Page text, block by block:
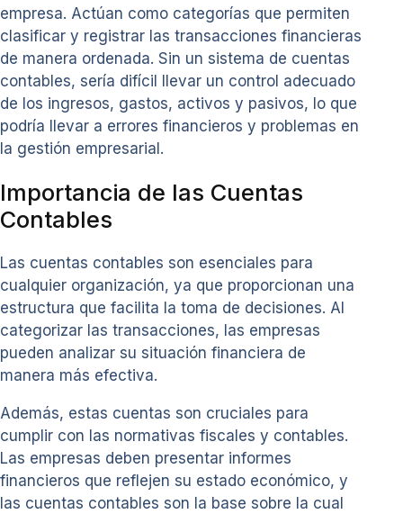
empresa. Actúan como categorías que permiten
clasificar y registrar las transacciones financieras
de manera ordenada. Sin un sistema de cuentas
contables, sería difícil llevar un control adecuado
de los ingresos, gastos, activos y pasivos, lo que
podría llevar a errores financieros y problemas en
la gestión empresarial.
Importancia de las Cuentas
Contables
Las cuentas contables son esenciales para
cualquier organización, ya que proporcionan una
estructura que facilita la toma de decisiones. Al
categorizar las transacciones, las empresas
pueden analizar su situación financiera de
manera más efectiva.
Además, estas cuentas son cruciales para
cumplir con las normativas fiscales y contables.
Las empresas deben presentar informes
financieros que reflejen su estado económico, y
las cuentas contables son la base sobre la cual